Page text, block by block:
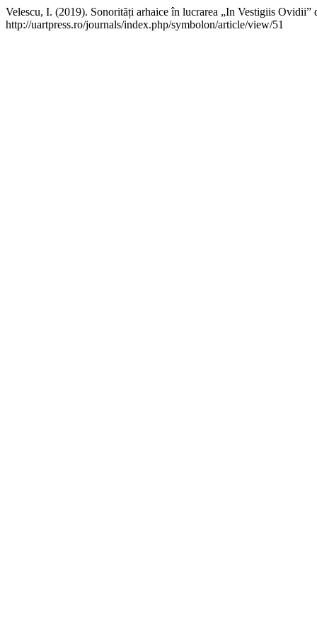
Velescu, I. (2019). Sonorități arhaice în lucrarea „In Vestigiis
http://uartpress.ro/journals/index.php/symbolon/article/view/51